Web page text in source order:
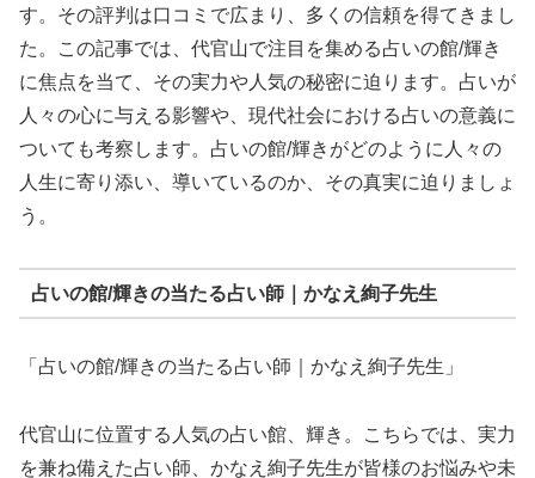
す。その評判は口コミで広まり、多くの信頼を得てきまし
た。この記事では、代官山で注目を集める占いの館/輝き
に焦点を当て、その実力や人気の秘密に迫ります。占いが
人々の心に与える影響や、現代社会における占いの意義に
ついても考察します。占いの館/輝きがどのように人々の
人生に寄り添い、導いているのか、その真実に迫りましょ
う。
占いの館/輝きの当たる占い師｜かなえ絢子先生
「占いの館/輝きの当たる占い師｜かなえ絢子先生」
代官山に位置する人気の占い館、輝き。こちらでは、実力
を兼ね備えた占い師、かなえ絢子先生が皆様のお悩みや未